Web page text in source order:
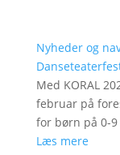
Nyheder og
Med KORAL
februar på
for børn på 0-9
Læs mere